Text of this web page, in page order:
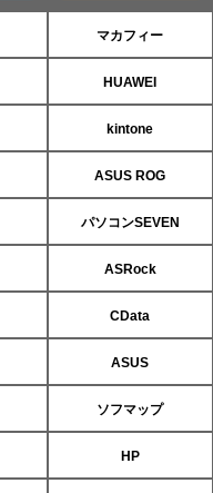
マカフィー
HUAWEI
kintone
ASUS ROG
パソコンSEVEN
ASRock
CData
ASUS
ソフマップ
HP